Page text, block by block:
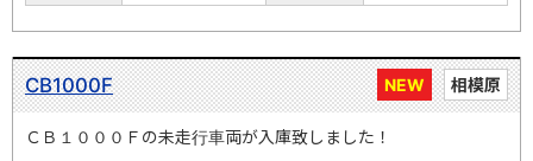
NEW 相模原
CB1000F
ＣＢ１０００Ｆの未走行車両が入庫致しました！